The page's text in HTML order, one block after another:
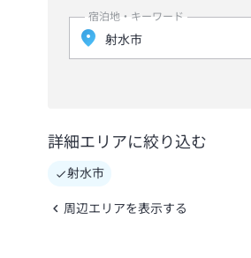
宿泊地・キーワード
詳細エリアに絞り込む
射水市
周辺エリアを表示する